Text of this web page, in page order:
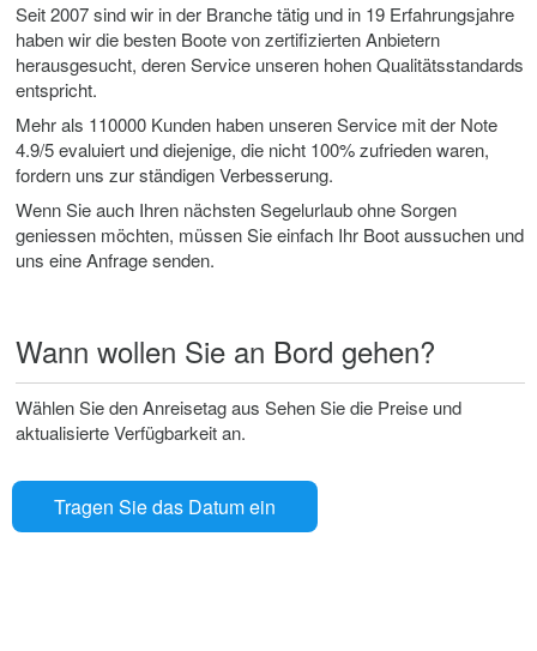
Seit 2007 sind wir in der Branche tätig und in 19 Erfahrungsjahre
haben wir die besten Boote von zertifizierten Anbietern
herausgesucht, deren Service unseren hohen Qualitätsstandards
entspricht.
Mehr als 110000 Kunden haben unseren Service mit der Note
4.9/5 evaluiert und diejenige, die nicht 100% zufrieden waren,
fordern uns zur ständigen Verbesserung.
Wenn Sie auch Ihren nächsten Segelurlaub ohne Sorgen
geniessen möchten, müssen Sie einfach Ihr Boot aussuchen und
uns eine Anfrage senden.
Wann wollen Sie an Bord gehen?
Wählen Sie den Anreisetag aus Sehen Sie die Preise und
aktualisierte Verfügbarkeit an.
Tragen Sie das Datum ein